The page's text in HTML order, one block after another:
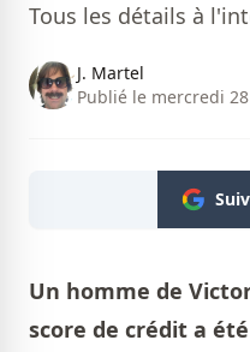
Tous les détails à
J. Martel
Publié le mercredi
Un homme de
score de crédit a